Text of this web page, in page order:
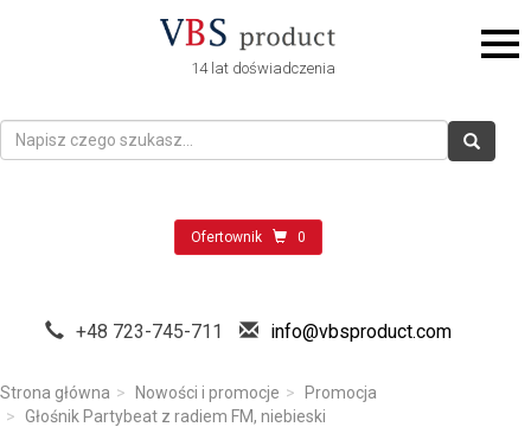
14 lat doświadczenia
Ofertownik 0
+48 723-745-711 info@vbsproduct.com
Strona główna Nowości i promocje
Promocja
Głośnik Partybeat z radiem FM, niebieski